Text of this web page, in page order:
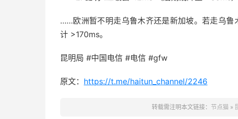
……欧洲暂不明走乌鲁木齐还是新加坡。若走乌
计 >170ms。
昆明局 #中国电信 #电信 #gfw
原文： https://t.me/haitun_channel/2246
转载需注明本文链接： 节点猫 »